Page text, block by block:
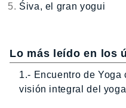
Śiva, el gran yogui
Lo más leído en los
1.- Encuentro de
visión integral del yoga